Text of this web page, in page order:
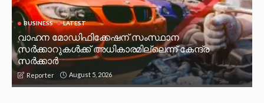
BUSINESS LATEST
വാഹന മോഡിഫിക്കേഷന് സംസ്ഥാന
സർക്കാറുകൾക്ക് അധികാരമില്ലെന്ന് കേന്ദ്ര
സർക്കാർ
Reporter August 5, 2026